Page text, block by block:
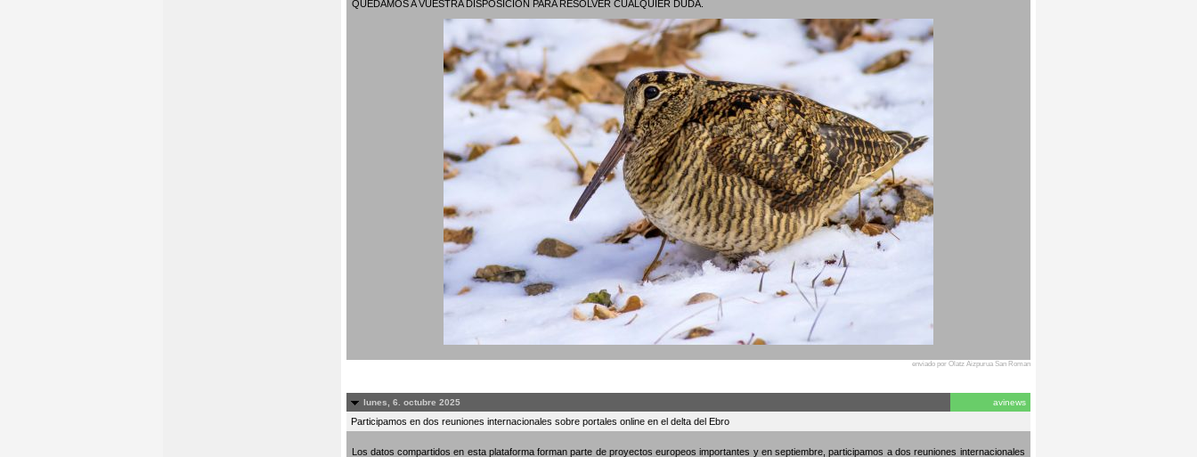
QUEDAMOS A VUESTRA DISPOSICIÓN PARA RESOLVER CUALQUIER DUDA.
enviado por Olatz Aizpurua San Roman
lunes, 6. octubre 2025 avinews
Participamos en dos reuniones internacionales sobre portales online en el delta del Ebro
Los datos compartidos en esta plataforma forman parte de proyectos europeos importantes y en septiembre, participamos a dos reuniones internacionales